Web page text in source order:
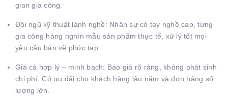
gian gia công.
Đội ngũ kỹ thuật lành nghề: Nhân sự có tay nghề cao, từng
gia công hàng nghìn mẫu sản phẩm thực tế, xử lý tốt mọi
yêu cầu bản vẽ phức tạp.
Giá cả hợp lý – minh bạch: Báo giá rõ ràng, không phát sinh
chi phí. Có ưu đãi cho khách hàng lâu năm và đơn hàng số
lượng lớn.